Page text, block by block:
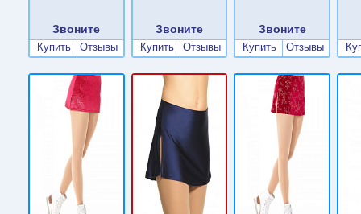
Звоните
Купить Отзывы
Звоните
Купить Отзывы
Звоните
Купить Отзывы